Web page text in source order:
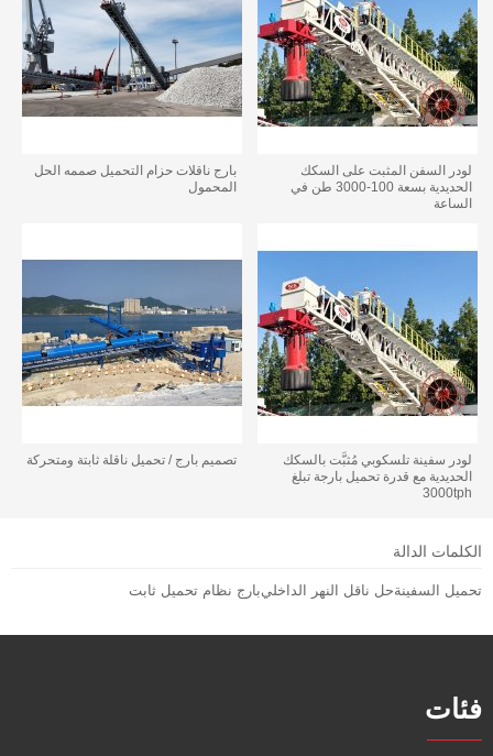
لودر السفن المثبت على السكك
الحديدية بسعة 100-3000 طن في
الساعة
بارج ناقلات حزام التحميل صممه الحل
المحمول
لودر سفينة تلسكوبي مُثبَّت بالسكك
الحديدية مع قدرة تحميل بارجة تبلغ
3000tph
تصميم بارج / تحميل ناقلة ثابتة ومتحركة
الكلمات الدالة
تحميل السفينةحل ناقل النهر الداخليبارج نظام تحميل ثابت
فئات